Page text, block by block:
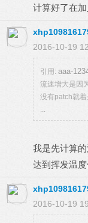
计算好了在
2016-10-19
引用: aaa-
流速增大是因
没有patch就
...
我是先计算
达到挥发温度
2016-10-19